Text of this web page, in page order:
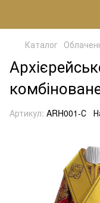
Каталог
Артикул: ARH001-С